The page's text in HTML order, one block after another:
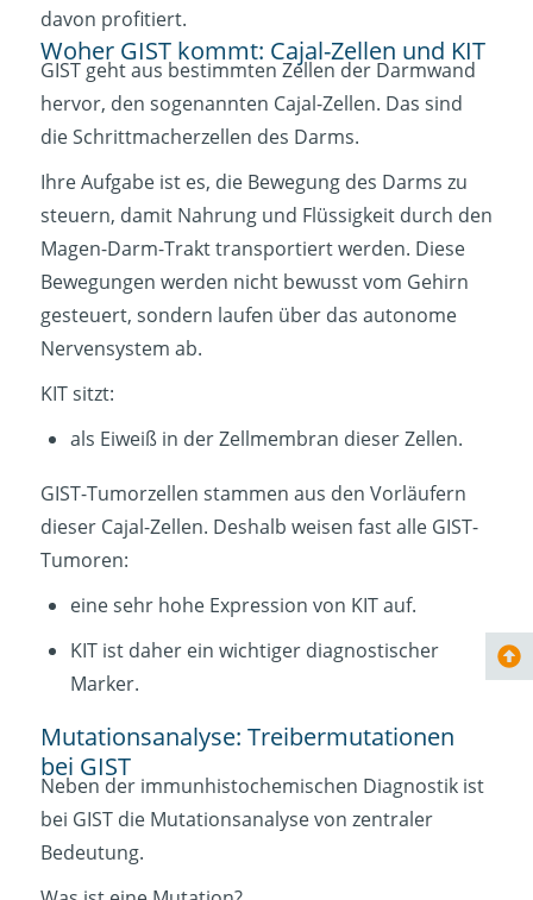
davon profitiert.
Woher GIST kommt: Cajal-Zellen und KIT
GIST geht aus bestimmten Zellen der Darmwand
hervor, den sogenannten Cajal-Zellen. Das sind
die Schrittmacherzellen des Darms.
Ihre Aufgabe ist es, die Bewegung des Darms zu
steuern, damit Nahrung und Flüssigkeit durch den
Magen-Darm-Trakt transportiert werden. Diese
Bewegungen werden nicht bewusst vom Gehirn
gesteuert, sondern laufen über das autonome
Nervensystem ab.
KIT sitzt:
als Eiweiß in der Zellmembran dieser Zellen.
GIST-Tumorzellen stammen aus den Vorläufern
dieser Cajal-Zellen. Deshalb weisen fast alle GIST-
Tumoren:
eine sehr hohe Expression von KIT auf.
KIT ist daher ein wichtiger diagnostischer
Marker.
Mutationsanalyse: Treibermutationen
bei GIST
Neben der immunhistochemischen Diagnostik ist
bei GIST die Mutationsanalyse von zentraler
Bedeutung.